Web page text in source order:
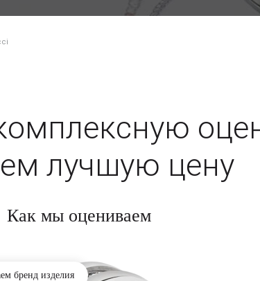
лучшую цену
Как мы оцениваем
бренд изделия